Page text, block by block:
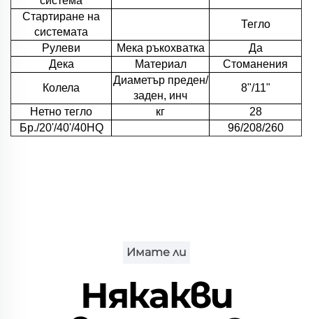
Стартиране на
системата
Тегло
Рулеви
Мека ръкохватка
Да
Дека
Материал
Стоманения
Колела
Диаметър преден/
заден, инч
8"/11"
Нетно тегло
кг
28
Бр./20'/40'/40HQ
96/208/260
Имате ли
Някакви